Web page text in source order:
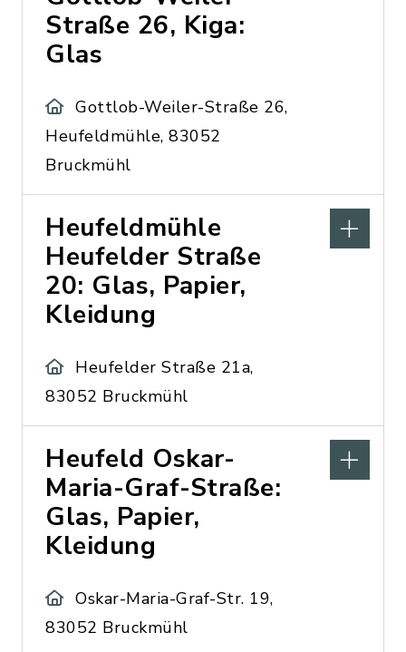
Straße 26, Kiga:
Glas
Gottlob-Weiler-Straße 26,
Heufeldmühle, 83052
Bruckmühl
Heufeldmühle
Heufelder Straße
20: Glas, Papier,
Kleidung
Heufelder Straße 21a,
83052 Bruckmühl
Heufeld Oskar-
Maria-Graf-Straße:
Glas, Papier,
Kleidung
Oskar-Maria-Graf-Str. 19,
83052 Bruckmühl